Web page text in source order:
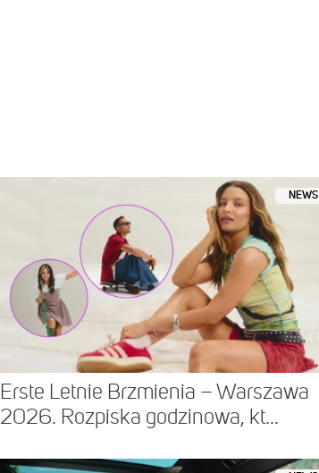
NEWS
Erste Letnie Brzmienia – Warszawa
2026. Rozpiska godzinowa, kt...